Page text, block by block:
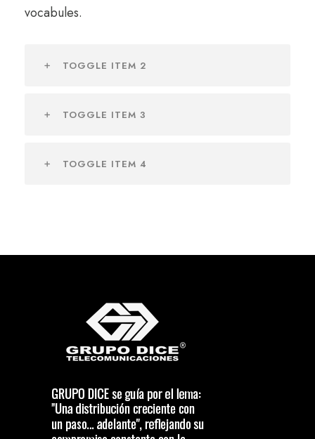
vocabules.
TOGGLE ITEM 2
TOGGLE ITEM 3
TOGGLE ITEM 4